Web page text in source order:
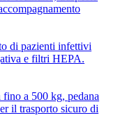
di pazienti infettivi
e filtri HEPA.
a 500 kg, pedana
il trasporto sicuro di